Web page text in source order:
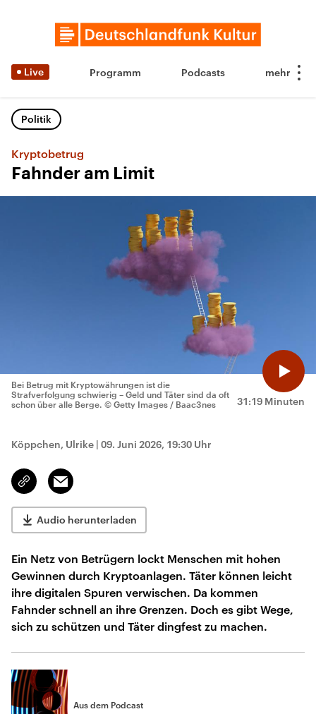
Live Programm Podcasts
Politik
Kryptobetrug
Fahnder am Limit
31:19 Minuten
Bei Betrug mit Kryptowährungen ist die
Strafverfolgung schwierig – Geld und Täter sind da oft
schon über alle Berge. © Getty Images / Baac3nes
Köppchen, Ulrike | 09. Juni 2026, 19:30 Uhr
Link
kopieren/teilen
Email
Audio herunterladen
Ein Netz von Betrügern lockt Menschen mit hohen
Gewinnen durch Kryptoanlagen. Täter können leicht
ihre digitalen Spuren verwischen. Da kommen
Fahnder schnell an ihre Grenzen. Doch es gibt Wege,
sich zu schützen und Täter dingfest zu machen.
Aus dem Podcast